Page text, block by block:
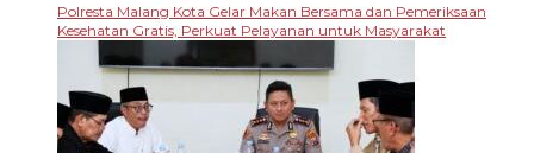
Polresta Malang Kota Gelar Makan Bersama dan Pemeriksaan
Kesehatan Gratis, Perkuat Pelayanan untuk Masyarakat